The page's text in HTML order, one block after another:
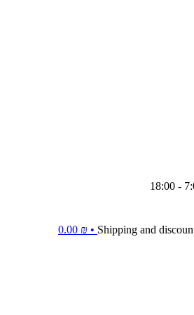
Shipping and
0.00 ₪